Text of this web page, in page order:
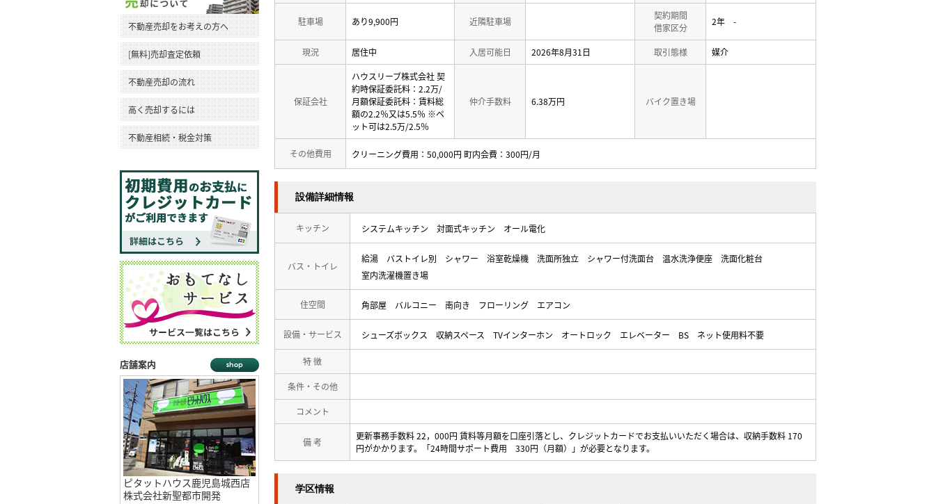
駐車場 あり9,900円 近隣駐車場
契約期間
借家区分
2年 -
現況 居住中 入居可能日 2026年8月31日 取引態様 媒介
保証会社
ハウスリーブ株式会社 契
約時保証委託料：2.2万/
月額保証委託料：賃料総
額の2.2％又は5.5％ ※ペ
ット可は2.5万/2.5％
仲介手数料 6.38万円 バイク置き場
その他費用 クリーニング費用：50,000円 町内会費：300円/月
設備詳細情報
キッチン システムキッチン 対面式キッチン オール電化
バス・トイレ
給湯 バストイレ別 シャワー 浴室乾燥機 洗面所独立 シャワー付洗面台 温水洗浄便座
洗面化粧台
室内洗濯機置き場
住空間 角部屋 バルコニー 南向き フローリング エアコン
設備・サービス シューズボックス 収納スペース TVインターホン オートロック エレベーター BS ネット使用料不要
特 徴
条件・その他
コメント
備 考
更新事務手数料 22，000円 賃料等月額を口座引落とし、クレジットカードでお支払いいただく場合は、収納手数料 170
円がかかります。「24時間サポート費用 330円（月額）」が必要となります。
学区情報
不動産売却をお考えの方へ
[無料]売却査定依頼
不動産売却の流れ
高く売却するには
不動産相続・税金対策
店舗案内
ピタットハウス鹿児島城西店
株式会社新聖都市開発